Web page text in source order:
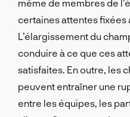
même de membres de
certaines attentes fixées
L’élargissement du
conduire à ce que ces
satisfaites. En outre, les
peuvent entraîner une
entre les équipes, les